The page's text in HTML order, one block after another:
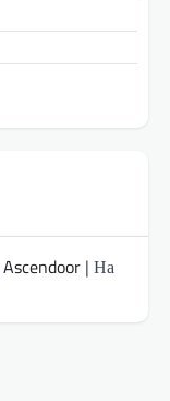
Ascendoor | На